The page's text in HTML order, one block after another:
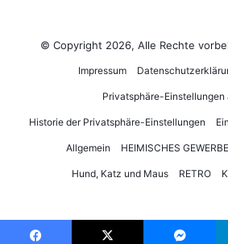
© Copyright 2026, Alle Rechte
Impressum
Privatsphäre-Einstellungen
Historie der Privatsphäre-Einstellungen
Allgemein HEIMISCHES GEWERBE
Hund, Katz und Maus RETRO